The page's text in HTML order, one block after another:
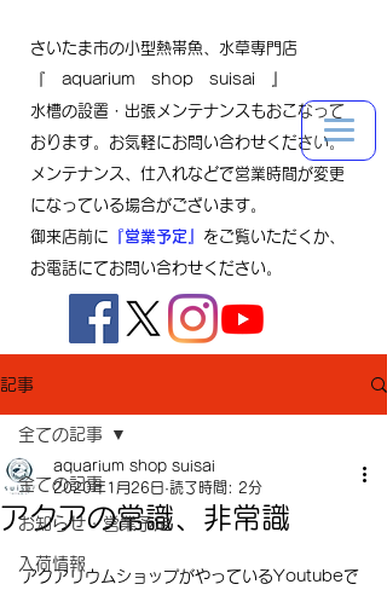
さいたま市の小型熱帯魚、水草専門店
『 aquarium shop suisai 』
水槽の設置・出張メンテナンスもおこなって
おります。お気軽にお問い合わせください。
メンテナンス、仕入れなどで営業時間が変更
になっている場合がございます。
御来店前に 『営業予定』 をご覧いただくか、
お電話にてお問い合わせください。
記事
全ての記事
お知らせ・営業予定
入荷情報
全ての記事
アクアの常識、非常識
aquarium shop suisai
2020年1月26日 読了時間: 2分
アクアリウムショップがやっているYoutubeで